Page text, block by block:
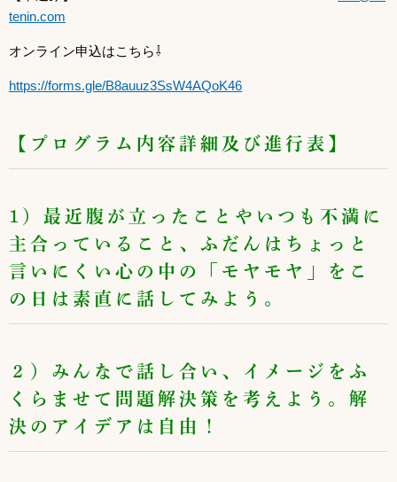
tenin.com
オンライン申込はこちら⇩
https://forms.gle/B8auuz3SsW4AQoK46
【プログラム内容詳細及び進行表】
1）最近腹が立ったことやいつも不満に
主合っていること、ふだんはちょっと
言いにくい心の中の「モヤモヤ」をこ
の日は素直に話してみよう。
２）みんなで話し合い、イメージをふ
くらませて問題解決策を考えよう。解
決のアイデアは自由！